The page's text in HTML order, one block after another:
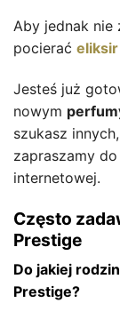
Aby jednak nie
pocierać eliksir
Jesteś już
nowym
szukasz
zapraszamy
internetowej.
Często
Prestige
Do jakiej
Prestige?